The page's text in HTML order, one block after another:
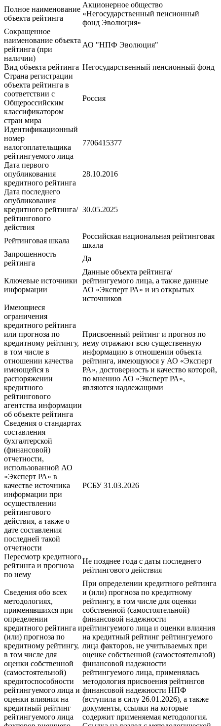
Полное наименование
объекта рейтинга
Акционерное общество
«Негосударственный пенсионный
фонд Эволюция»
Сокращенное
наименование объекта
рейтинга (при
наличии)
АО "НПФ Эволюция"
Вид объекта рейтинга Негосударственный пенсионный фонд
Страна регистрации
объекта рейтинга в
соответствии с
Общероссийским
классификатором
стран мира
Россия
Идентификационный
номер
налогоплательщика
рейтингуемого лица
7706415377
Дата первого
опубликования
кредитного рейтинга
28.10.2016
Дата последнего
опубликования
кредитного рейтинга/
рейтингового
действия
30.05.2025
Рейтинговая шкала
Российская национальная рейтинговая
шкала
Запрошенность
рейтинга
Да
Ключевые источники
информации
Данные объекта рейтинга/
рейтингуемого лица, а также данные
АО «Эксперт РА» и из открытых
источников
Имеющиеся
ограничения
кредитного рейтинга
или прогноза по
кредитному рейтингу,
в том числе в
отношении качества
имеющейся в
распоряжении
кредитного
рейтингового
агентства информации
об объекте рейтинга
Присвоенный рейтинг и прогноз по
нему отражают всю существенную
информацию в отношении объекта
рейтинга, имеющуюся у АО «Эксперт
РА», достоверность и качество которой,
по мнению АО «Эксперт РА»,
являются надлежащими
Сведения о стандартах
составления
бухгалтерской
(финансовой)
отчетности,
использованной АО
«Эксперт РА» в
качестве источника
информации при
осуществлении
рейтингового
действия, а также о
дате составления
последней такой
отчетности
РСБУ 31.03.2026
Пересмотр кредитного
рейтинга и прогноза
по нему
Не позднее года с даты последнего
рейтингового действия
Сведения обо всех
методологиях,
применявшихся при
определении
кредитного рейтинга и
(или) прогноза по
кредитному рейтингу,
в том числе для
оценки собственной
(самостоятельной)
кредитоспособности
рейтингуемого лица и
оценки влияния на
кредитный рейтинг
рейтингуемого лица
При определении кредитного рейтинга
и (или) прогноза по кредитному
рейтингу, в том числе для оценки
собственной (самостоятельной)
финансовой надежности
рейтингуемого лица и оценки влияния
на кредитный рейтинг рейтингуемого
лица факторов, не учитываемых при
оценке собственной (самостоятельной)
финансовой надежности
рейтингуемого лица, применялась
методология присвоения рейтингов
финансовой надежности НПФ
(вступила в силу 26.01.2026), а также
документы, ссылки на которые
содержит применяемая методология.